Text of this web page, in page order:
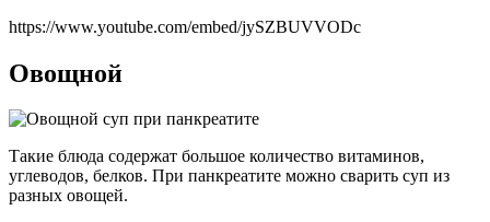
https://www.youtube.com/embed/jySZBUVVODc
Овощной
Такие блюда содержат большое количество витаминов,
углеводов, белков. При панкреатите можно сварить суп из
разных овощей.